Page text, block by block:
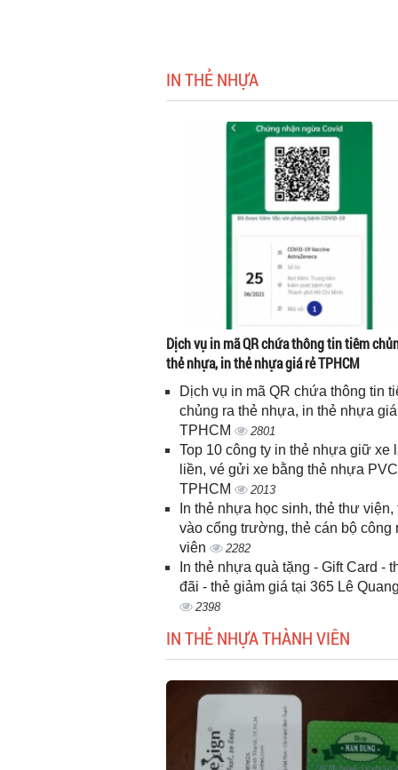
IN THẺ NHỰA
Dịch vụ in mã QR chứa thông tin tiêm
thẻ nhựa, in thẻ nhựa giá rẻ TPHCM
Dịch vụ in mã QR chứa thông tin
chủng ra thẻ nhựa, in thẻ nhựa
TPHCM
2801
Top 10 công ty in thẻ nhựa giữ xe
liền, vé gửi xe bằng thẻ nhựa PVC
TPHCM
2013
In thẻ nhựa học sinh, thẻ thư viện,
vào cổng trường, thẻ cán bộ công
viên
2282
In thẻ nhựa quà tặng - Gift Card -
đãi - thẻ giảm giá tại 365 Lê
2398
IN THẺ NHỰA THÀNH VIÊN